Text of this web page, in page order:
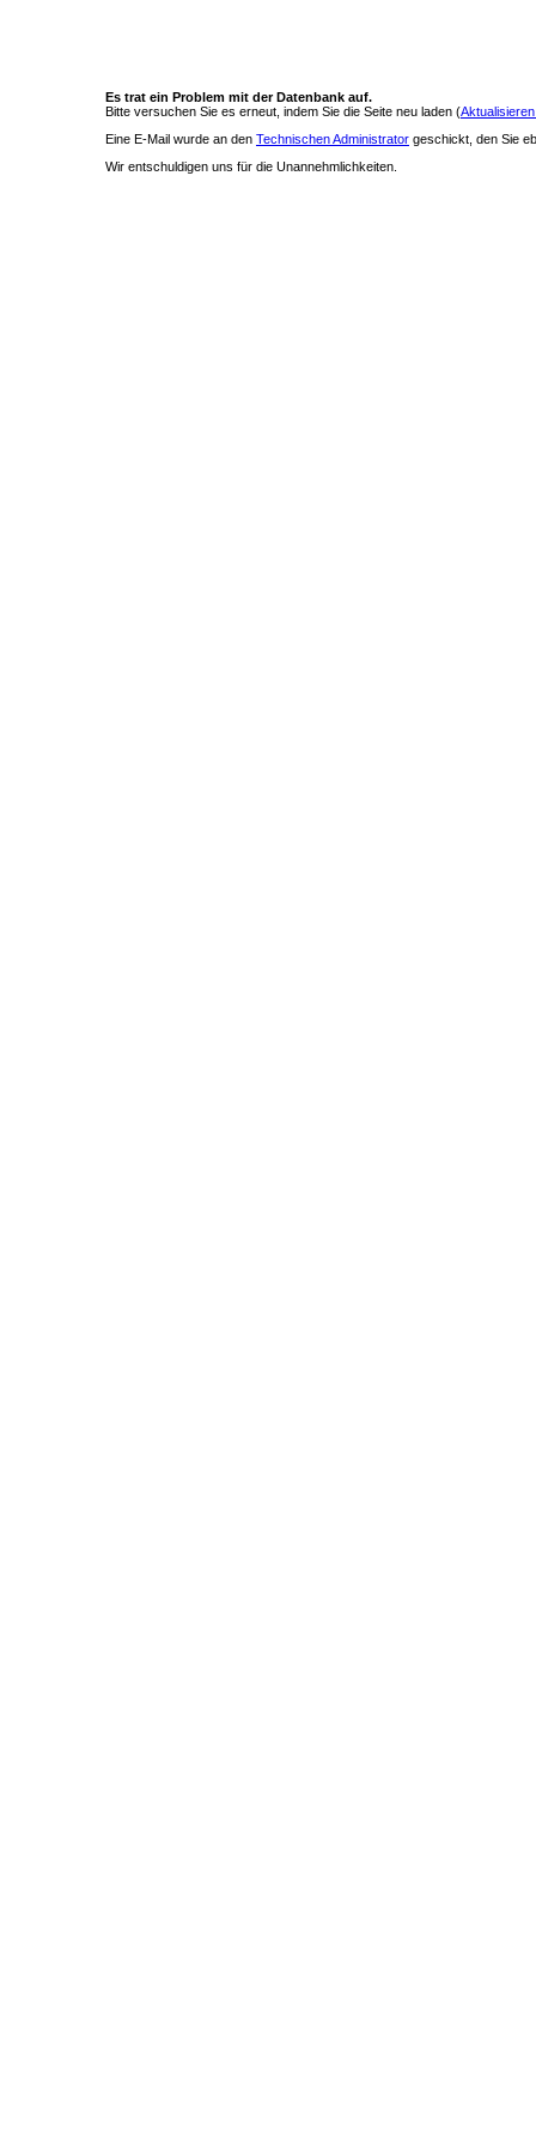
Es trat ein Problem mit der Datenbank auf.
Bitte versuchen Sie es erneut, indem Sie die Seite neu laden (
Eine E-Mail wurde an den Technischen Administrator geschickt, den Sie
Wir entschuldigen uns für die Unannehmlichkeiten.